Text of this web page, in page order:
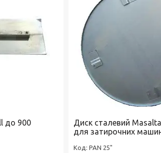
до 900
Диск сталевий
для затирочних
PAN 25"